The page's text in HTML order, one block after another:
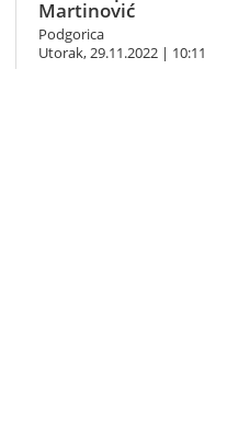
Martinović
Podgorica
Utorak, 29.11.2022 | 10:11